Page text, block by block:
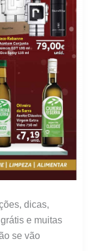
dicas,
e muitas
se vão